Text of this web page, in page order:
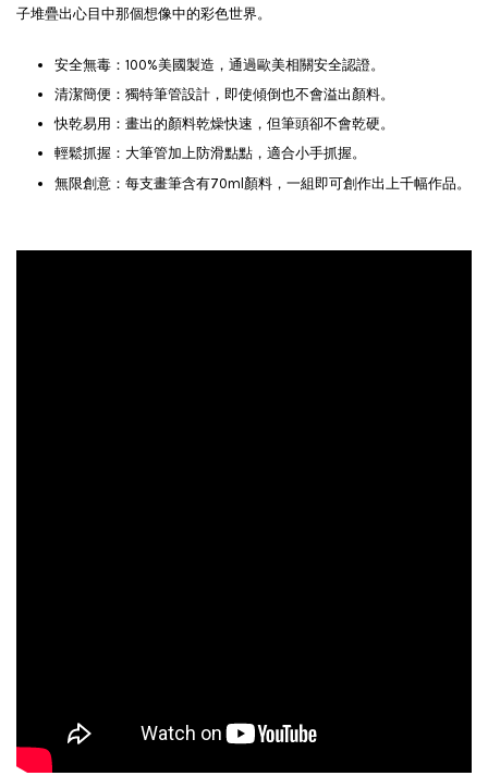
子堆疊出心目中那個想像中的彩色世界。
安全無毒：100%美國製造，通過歐美相關安全認證。
清潔簡便：獨特筆管設計，即使傾倒也不會溢出顏料。
快乾易用：畫出的顏料乾燥快速，但筆頭卻不會乾硬。
輕鬆抓握：大筆管加上防滑點點，適合小手抓握。
無限創意：每支畫筆含有70ml顏料，一組即可創作出上千幅作品。